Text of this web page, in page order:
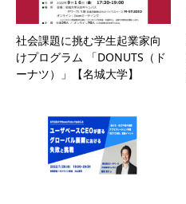
社会課題に挑む学生起業家向
けプログラム 「DONUTS（ド
ーナツ）」【名城大学】